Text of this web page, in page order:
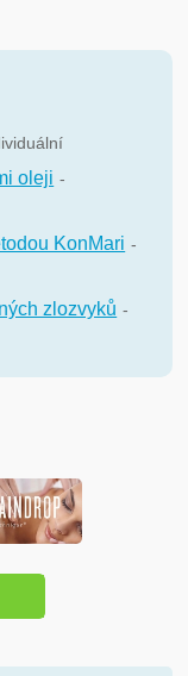
oleji -
KonMari -
zlozvyků -